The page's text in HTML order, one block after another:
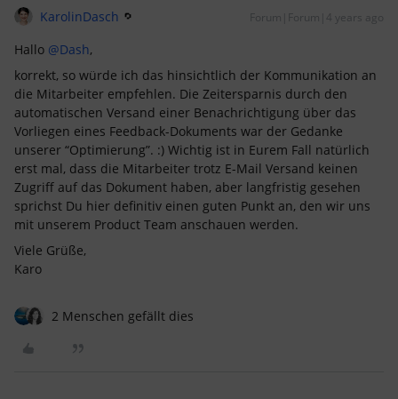
KarolinDasch Forum|Forum|4 years ago
Hallo @Dash,
korrekt, so würde ich das hinsichtlich der Kommunikation an
die Mitarbeiter empfehlen. Die Zeitersparnis durch den
automatischen Versand einer Benachrichtigung über das
Vorliegen eines Feedback-Dokuments war der Gedanke
unserer “Optimierung”. :) Wichtig ist in Eurem Fall natürlich
erst mal, dass die Mitarbeiter trotz E-Mail Versand keinen
Zugriff auf das Dokument haben, aber langfristig gesehen
sprichst Du hier definitiv einen guten Punkt an, den wir uns
mit unserem Product Team anschauen werden.
Viele Grüße,
Karo
2 Menschen gefällt dies